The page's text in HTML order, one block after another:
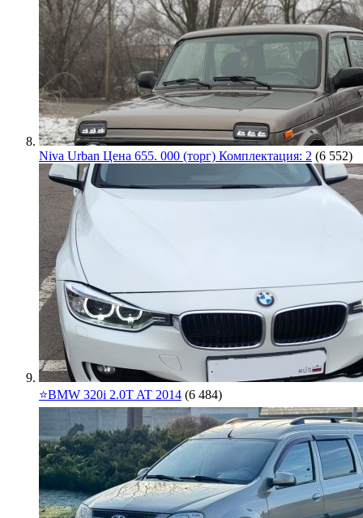
Niva Urban Цена 655. 000 (торг) Комплектация: 2 (6 552)
⭐️BMW 320i 2.0T AT 2014 (6 484)